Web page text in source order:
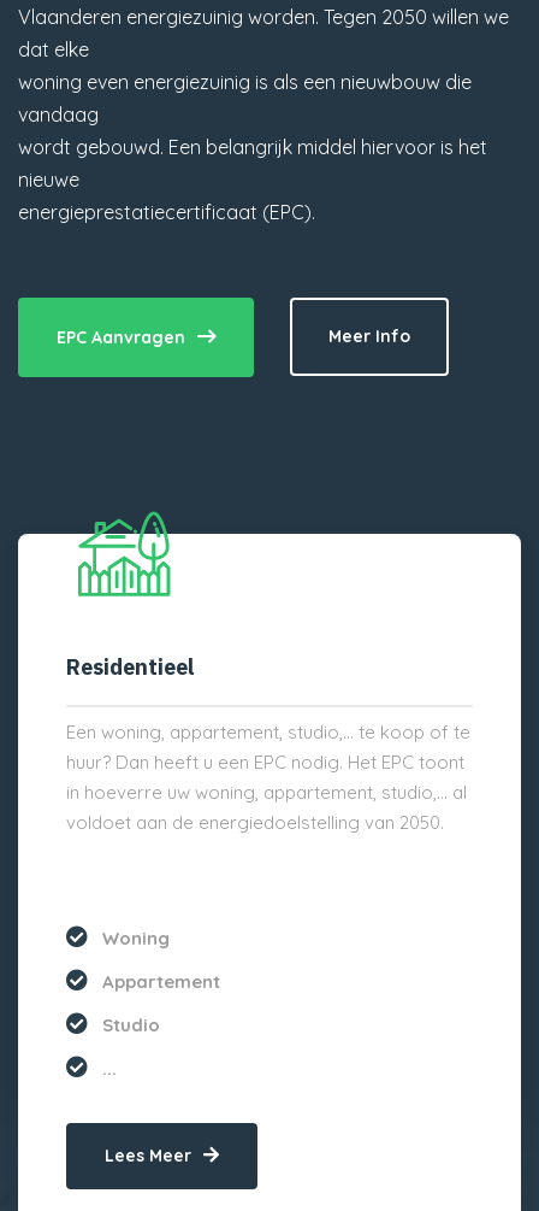
Vlaanderen energiezuinig worden. Tegen 2050 willen we
dat elke
woning even energiezuinig is als een nieuwbouw die
vandaag
wordt gebouwd. Een belangrijk middel hiervoor is het
nieuwe
energieprestatiecertificaat (EPC).
EPC Aanvragen Meer Info
Residentieel
Een woning, appartement, studio,… te koop of te
huur? Dan heeft u een EPC nodig. Het EPC toont
in hoeverre uw woning, appartement, studio,… al
voldoet aan de energiedoelstelling van 2050.
Woning
Appartement
Studio
...
Lees Meer